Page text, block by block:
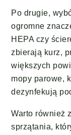
Po drugie,
ogromne
HEPA czy
zbierają kurz,
większych
mopy parowe,
dezynfekują
Warto również
sprzątania,